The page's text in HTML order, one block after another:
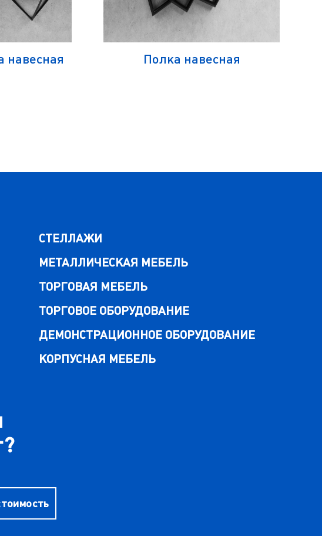
навесная Полка навесная
СТЕЛЛАЖИ
МЕТАЛЛИЧЕСКАЯ МЕБЕЛЬ
ТОРГОВАЯ МЕБЕЛЬ
ТОРГОВОЕ ОБОРУДОВАНИЕ
ДЕМОНСТРАЦИОННОЕ ОБОРУДОВАНИЕ
КОРПУСНАЯ МЕБЕЛЬ